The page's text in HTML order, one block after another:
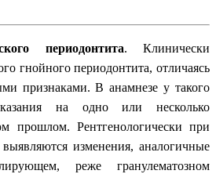
периодонтита. Клинически
гнойного периодонтита, отличаясь
признаками. В анамнезе у такого
на одно или несколько
прошлом. Рентгенологически при
изменения, аналогичные
реже гранулематозном